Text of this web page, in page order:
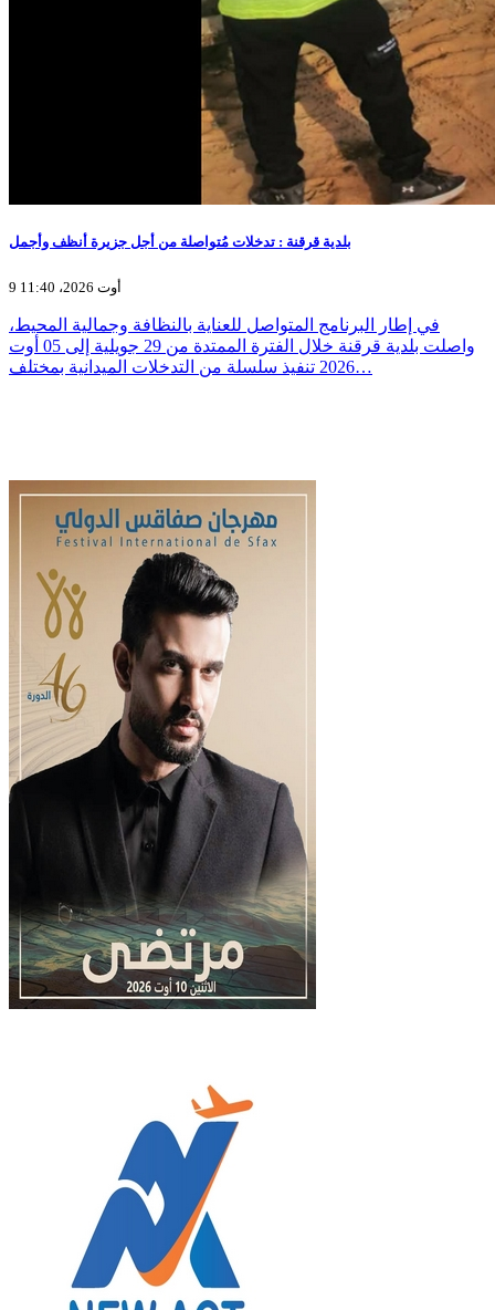
بلدية قرقنة : تدخلات مُتواصلة من أجل جزيرة أنظف وأجمل
9 أوت 2026، 11:40
في إطار البرنامج المتواصل للعناية بالنظافة وجمالية المحيط،
واصلت بلدية قرقنة خلال الفترة الممتدة من 29 جويلية إلى 05 أوت
2026 تنفيذ سلسلة من التدخلات الميدانية بمختلف…